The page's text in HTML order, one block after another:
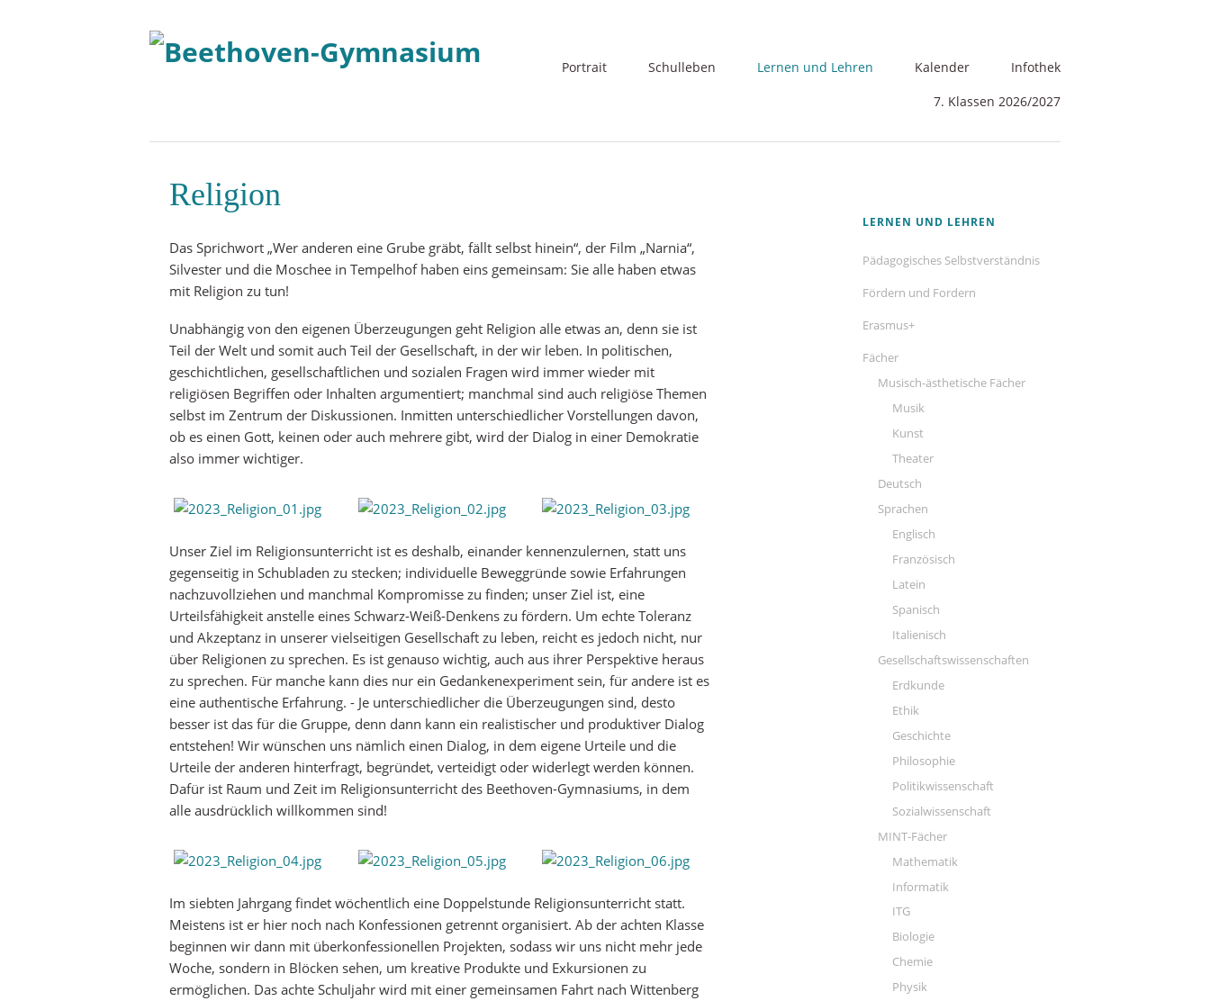
Navigation
Portrait Schulleben Lernen und Lehren
Gesellschaftswissenschaften
Kalender
Infothek
7. Klassen 2026/2027
Religion
Das Sprichwort „Wer anderen eine Grube gräbt, fällt selbst hinein“, der Film „Narnia“,
Silvester und die Moschee in Tempelhof haben eins gemeinsam: Sie alle haben etwas
mit Religion zu tun!
Unabhängig von den eigenen Überzeugungen geht Religion alle etwas an, denn sie ist
Teil der Welt und somit auch Teil der Gesellschaft, in der wir leben. In politischen,
geschichtlichen, gesellschaftlichen und sozialen Fragen wird immer wieder mit
religiösen Begriﬀen oder Inhalten argumentiert; manchmal sind auch religiöse Themen
selbst im Zentrum der Diskussionen. Inmitten unterschiedlicher Vorstellungen davon,
ob es einen Gott, keinen oder auch mehrere gibt, wird der Dialog in einer Demokratie
also immer wichtiger.
Unser Ziel im Religionsunterricht ist es deshalb, einander kennenzulernen, statt uns
gegenseitig in Schubladen zu stecken; individuelle Beweggründe sowie Erfahrungen
nachzuvollziehen und manchmal Kompromisse zu ﬁnden; unser Ziel ist, eine
Urteilsfähigkeit anstelle eines Schwarz-Weiß-Denkens zu fördern. Um echte Toleranz
und Akzeptanz in unserer vielseitigen Gesellschaft zu leben, reicht es jedoch nicht, nur
über Religionen zu sprechen. Es ist genauso wichtig, auch aus ihrer Perspektive heraus
zu sprechen. Für manche kann dies nur ein Gedankenexperiment sein, für andere ist es
eine authentische Erfahrung. - Je unterschiedlicher die Überzeugungen sind, desto
besser ist das für die Gruppe, denn dann kann ein realistischer und produktiver Dialog
entstehen! Wir wünschen uns nämlich einen Dialog, in dem eigene Urteile und die
Urteile der anderen hinterfragt, begründet, verteidigt oder widerlegt werden können.
Dafür ist Raum und Zeit im Religionsunterricht des Beethoven-Gymnasiums, in dem
alle ausdrücklich willkommen sind!
Im siebten Jahrgang ﬁndet wöchentlich eine Doppelstunde Religionsunterricht statt.
Meistens ist er hier noch nach Konfessionen getrennt organisiert. Ab der achten Klasse
beginnen wir dann mit überkonfessionellen Projekten, sodass wir uns nicht mehr jede
Woche, sondern in Blöcken sehen, um kreative Produkte und Exkursionen zu
ermöglichen. Das achte Schuljahr wird mit einer gemeinsamen Fahrt nach Wittenberg
Navigation
LERNEN UND LEHREN
Pädagogisches Selbstverständnis
Fördern und Fordern
Erasmus+
Fächer
Musisch-ästhetische Fächer
Musik
Kunst
Theater
Deutsch
Sprachen
Englisch
Französisch
Latein
Spanisch
Italienisch
Gesellschaftswissenschaften
Erdkunde
Ethik
Geschichte
Philosophie
Politikwissenschaft
Sozialwissenschaft
MINT-Fächer
Mathematik
Informatik
ITG
Biologie
Chemie
Physik